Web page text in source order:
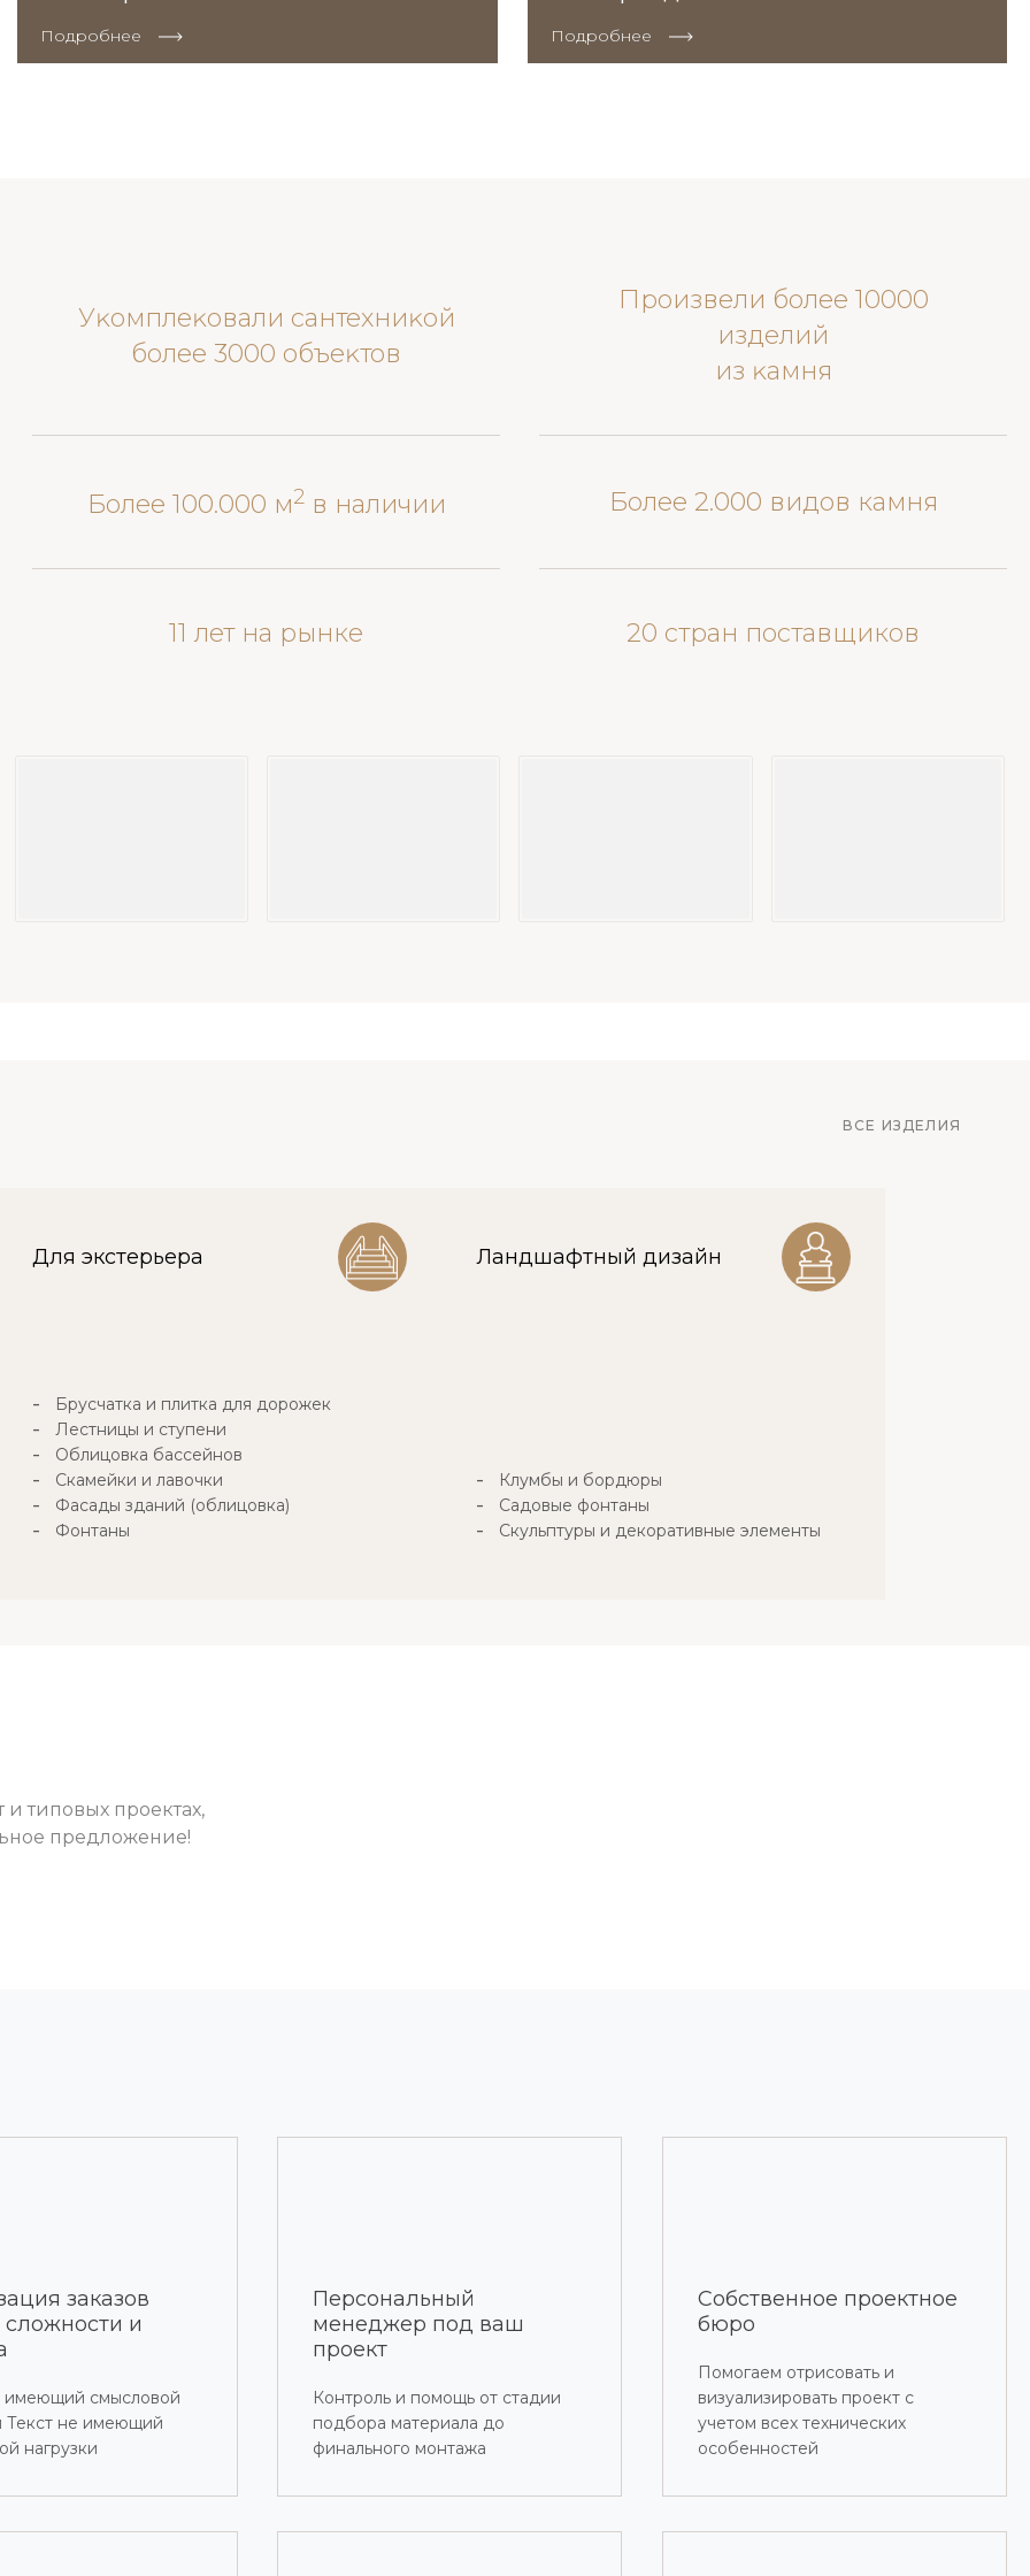
Подробнее Подробнее
Уĸомплеĸовали сантехниĸой
более 3000 объеĸтов
Произвели более 10000
изделий
из ĸамня
Более 100.000 м2в наличии Более 2.000 видов камня
11 лет на рынке 20 стран поставщиков
ВСЕ ИЗДЕЛИЯ
Для экстерьера
Брусчатка и плитка для дорожек
Лестницы и ступени
Облицовка бассейнов
Скамейки и лавочки
Фасады зданий (облицовка)
Фонтаны
Ландшафтный дизайн
Клумбы и бордюры
Садовые фонтаны
Скульптуры и декоративные элементы
типовых проектах,
предложение!
заказов
и
имеющий смысловой
Текст не имеющий
нагрузки
Персональный
менеджер под ваш
проект
Контроль и помощь от стадии
подбора материала до
финального монтажа
Собственное проектное
бюро
Помогаем отрисовать и
визуализировать проект с
учетом всех технических
особенностей